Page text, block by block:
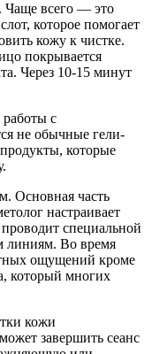
Чаще всего — это
которое помогает
кожу к чистке.
покрывается
Через 10-15 минут
работы с
не обычные гели-
которые
Основная часть
настраивает
специальной
линиям. Во время
ощущений кроме
который многих
кожи
завершить сеанс